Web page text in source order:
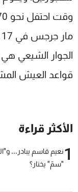
الجوار الشيعي هي
قواعد العيش
الأكثر قراءة
1نعيم قاسم يبادر...
"سمّ" يختار؟